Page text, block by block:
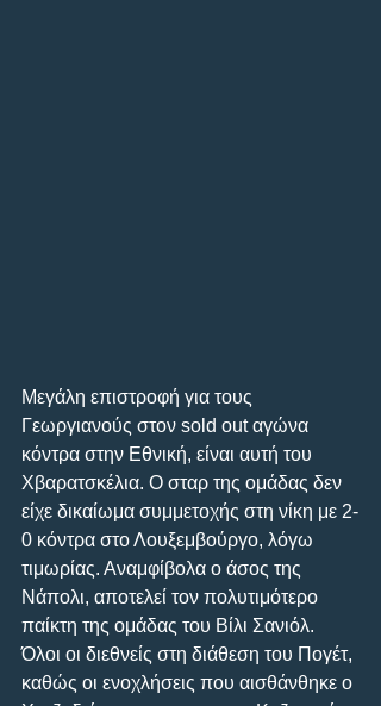
Μεγάλη επιστροφή για τους
Γεωργιανούς στον sold out αγώνα
κόντρα στην Εθνική, είναι αυτή του
Χβαρατσκέλια. Ο σταρ της ομάδας δεν
είχε δικαίωμα συμμετοχής στη νίκη με 2-
0 κόντρα στο Λουξεμβούργο, λόγω
τιμωρίας. Αναμφίβολα ο άσος της
Νάπολι, αποτελεί τον πολυτιμότερο
παίκτη της ομάδας του Βίλι Σανιόλ.
Όλοι οι διεθνείς στη διάθεση του Πογέτ,
καθώς οι ενοχλήσεις που αισθάνθηκε ο